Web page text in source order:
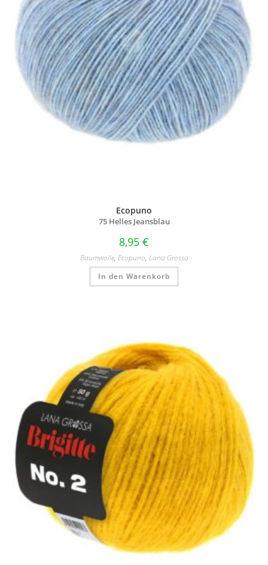
Ecopuno
75 Helles Jeansblau
8,95 €
Baumwolle, Ecopuno, Lana Grossa
In den Warenkorb